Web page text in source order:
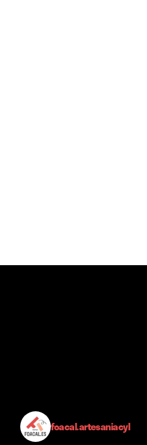
foacal.artesaniacyl